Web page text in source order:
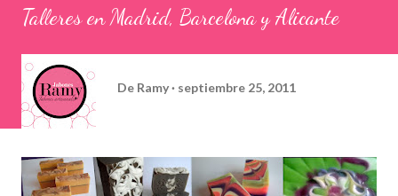
Talleres en Madrid, Barcelona y Alicante
De Ramy septiembre 25, 2011